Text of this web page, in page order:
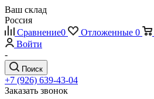
Ваш склад
Россия
Сравнение0 Отложенные 0
Войти
-
Поиск
+7 (926) 639-43-04
Заказать звонок